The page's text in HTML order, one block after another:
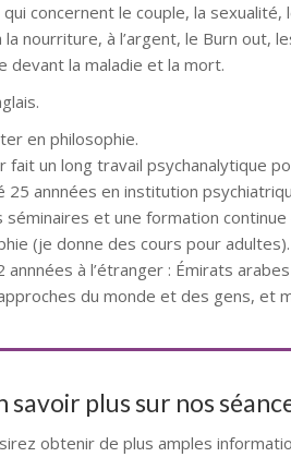
concernent le couple, la
nourriture, à l’argent, le Burn out,
devant la maladie et la mort.
en philosophie.
fait un long travail psychanalytique
25 annnées en institution
séminaires et une formation
(je donne des cours pour adultes).
annnées à l’étranger : Émirats
du monde et des gens, et
savoir plus sur nos
obtenir de plus amples